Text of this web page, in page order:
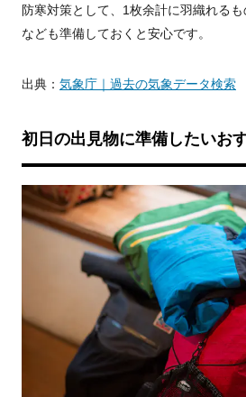
防寒対策として、1枚余計に羽織れる
なども準備しておくと安心です。
出典： 気象庁｜過去の気象データ検索
初日の出見物に準備したいお